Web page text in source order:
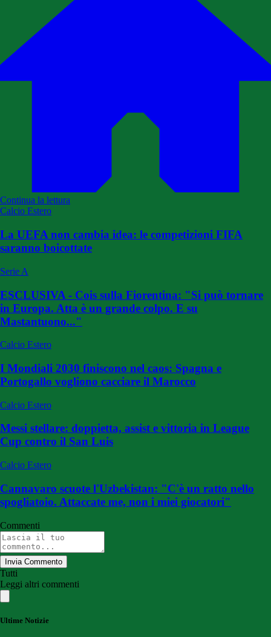
Continua la lettura
Calcio Estero
La UEFA non cambia idea: le competizioni FIFA
saranno boicottate
Serie A
ESCLUSIVA - Cois sulla Fiorentina: "Si può tornare
in Europa. Atta è un grande colpo. E su
Mastantuono..."
Calcio Estero
I Mondiali 2030 finiscono nel caos: Spagna e
Portogallo vogliono cacciare il Marocco
Calcio Estero
Messi stellare: doppietta, assist e vittoria in League
Cup contro il San Luis
Calcio Estero
Cannavaro scuote l'Uzbekistan: "C'è un ratto nello
spogliatoio. Attaccate me, non i miei giocatori"
Commenti
Invia Commento
Tutti
Leggi altri commenti
Ultime Notizie